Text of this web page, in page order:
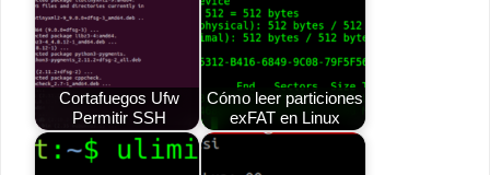
Cortafuegos Ufw
Permitir SSH
Cómo leer particiones
exFAT en Linux